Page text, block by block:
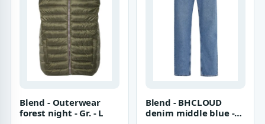
Blend - Outerwear
forest night - Gr. - L
Blend - BHCLOUD
denim middle blue -